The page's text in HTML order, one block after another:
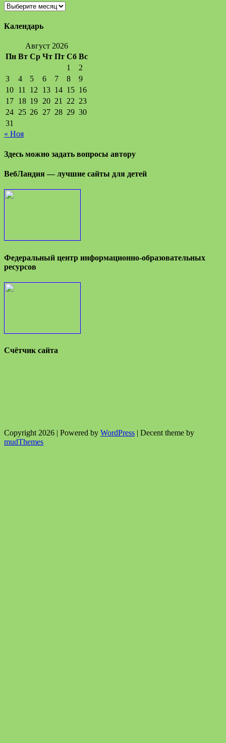
Архивы
Календарь
Август 2026
Пн Вт Ср Чт Пт Сб Вс
1
2
3
4 5 6 7 8
9
10 11 12 13 14 15 16
17 18 19 20 21 22 23
24 25 26 27 28 29 30
31
« Ноя
Здесь можно задать вопросы автору
ВебЛандия — лучшие сайты для детей
Федеральный центр информационно-образовательных
ресурсов
Счётчик сайта
Copyright 2026 | Powered by WordPress | Decent theme by
mudThemes